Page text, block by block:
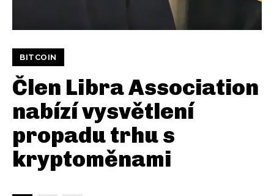
BITCOIN
Člen Libra Association
nabízí vysvětlení
propadu trhu s
kryptoměnami